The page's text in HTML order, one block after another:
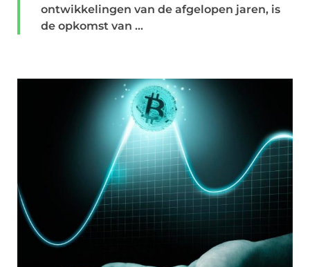
ontwikkelingen van de afgelopen jaren, is
de opkomst van ...